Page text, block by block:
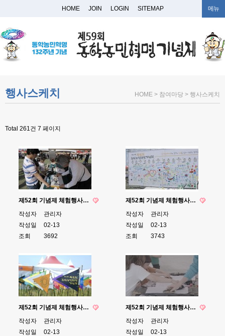
HOME JOIN LOGIN SITEMAP 메뉴
행사스케치 HOME > 참여마당 > 행사스케치
Total 261건 7 페이지
제52회 기념제 체험행사…
작성자
관리자
작성일
02-13
조회
3692
제52회 기념제 체험행사…
작성자
관리자
작성일
02-13
조회
3743
제52회 기념제 체험행사…
작성자
관리자
작성일
02-13
제52회 기념제 체험행사…
작성자
관리자
작성일
02-13